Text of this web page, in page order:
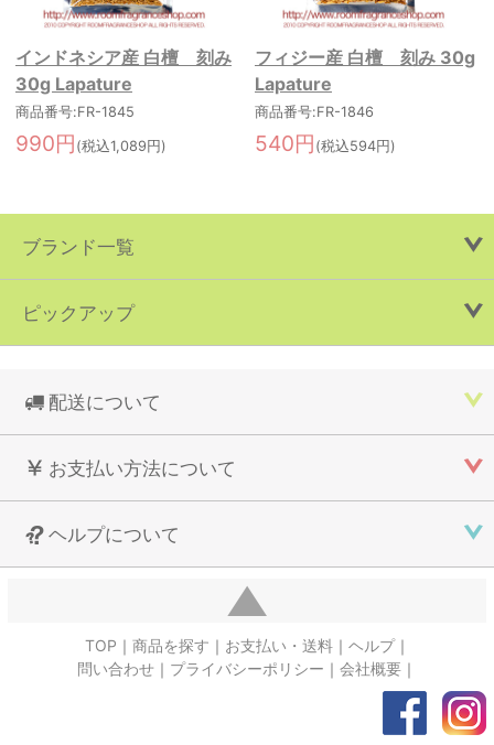
インドネシア産 白檀 刻み
30g Lapature
商品番号:FR-1845
990円 (税込1,089円)
フィジー産 白檀 刻み 30g
Lapature
商品番号:FR-1846
540円 (税込594円)
ブランド一覧
ピックアップ
配送について
お支払い方法について
ヘルプについて
TOP 商品を探す お支払い・送料
ヘルプ
問い合わせ
プライバシーポリシー 会社概要